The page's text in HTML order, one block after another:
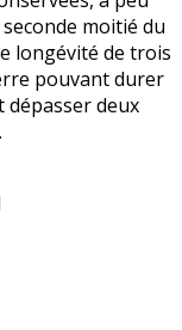
moitié du
longévité de trois
pouvant durer
dépasser deux